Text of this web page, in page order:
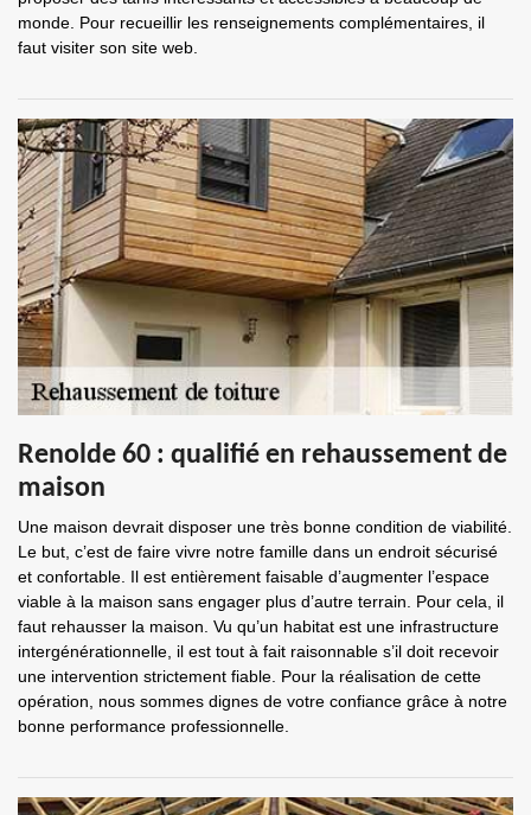
monde. Pour recueillir les renseignements complémentaires, il
faut visiter son site web.
Renolde 60 : qualifié en rehaussement de
maison
Une maison devrait disposer une très bonne condition de viabilité.
Le but, c’est de faire vivre notre famille dans un endroit sécurisé
et confortable. Il est entièrement faisable d’augmenter l’espace
viable à la maison sans engager plus d’autre terrain. Pour cela, il
faut rehausser la maison. Vu qu’un habitat est une infrastructure
intergénérationnelle, il est tout à fait raisonnable s’il doit recevoir
une intervention strictement fiable. Pour la réalisation de cette
opération, nous sommes dignes de votre confiance grâce à notre
bonne performance professionnelle.